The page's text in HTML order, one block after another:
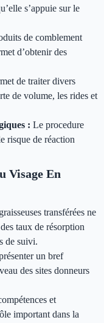
s’appuie sur le
de comblement
d’obtenir des
de traiter divers
de volume, les rides et
: Le procedure
risque de réaction
Visage En
transférées ne
taux de résorption
de suivi.
un bref
des sites donneurs
et
important dans la